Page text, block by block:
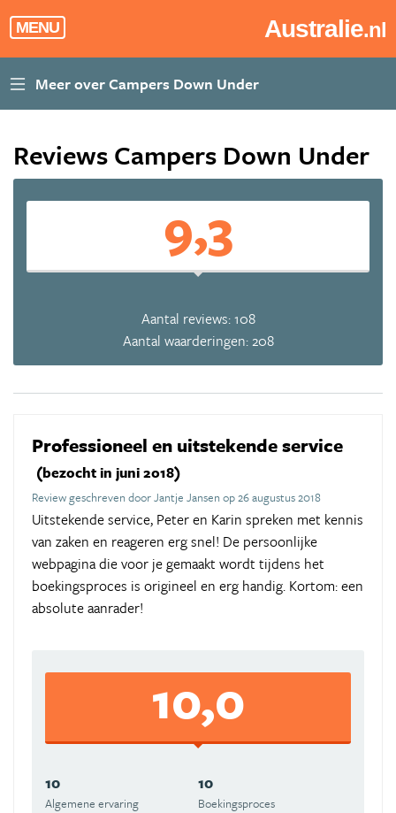
MENU Australie.nl
Reviews Campers Down Under
9,3
Aantal reviews: 108
Aantal waarderingen: 208
Professioneel en uitstekende service
(bezocht in juni 2018)
Review geschreven door Jantje Jansen op 26 augustus 2018
Uitstekende service, Peter en Karin spreken met kennis
van zaken en reageren erg snel! De persoonlijke
webpagina die voor je gemaakt wordt tijdens het
boekingsproces is origineel en erg handig. Kortom: een
absolute aanrader!
10,0
10
Algemene ervaring
10
Boekingsproces